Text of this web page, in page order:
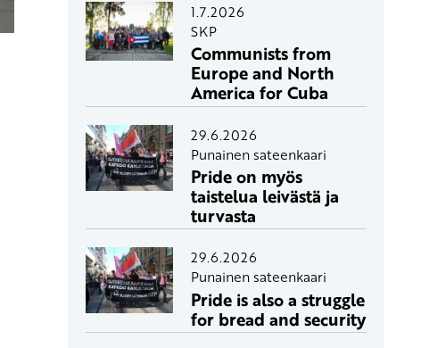
1.7.2026
SKP
Communists from
Europe and North
America for Cuba
29.6.2026
Punainen sateenkaari
Pride on myös
taistelua leivästä ja
turvasta
29.6.2026
Punainen sateenkaari
Pride is also a struggle
for bread and security